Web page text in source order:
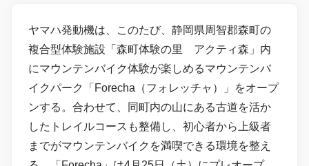
ヤマハ発動機は、このたび、静岡県周智郡森町の
複合型体験施設「森町体験の里 アクティ森」内
にマウンテンバイク体験が楽しめるマウンテンバ
イクパーク「Forecha（フォレッチャ）」をオープ
ンする。合わせて、同町内の山にある古道を活か
したトレイルコースも整備し、初心者から上級者
までがマウンテンバイクを満喫できる環境を整え